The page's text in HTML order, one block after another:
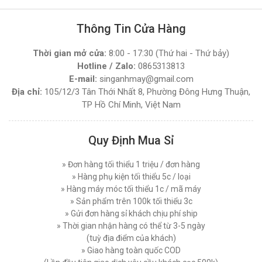
Thứ tư, 03/12/2025
Hướng Dẫn Sử Dụng Máy Cắt Vải Đầu Bàn Chi
Thứ bảy, 29/11/2025
Máy Cắt Vải Viền Là Gì? Lợi Ích Và Ứng Dụng
Trong Ngành May Hiện Nay
Thứ tư, 26/11/2025
Nên Chọn Máy Cắt Vải Cầm Tay Hay Máy Cắt
Thứ năm, 20/11/2025
Các Lỗi Phổ Biến Khi Sử Dụng Máy Cắt Vải
Đứng Và Cách Khắc Phục
Thứ bảy, 15/11/2025
Top 5 Loại Máy Cắt Vải Cầm Tay Tốt Nhất Hiện
Nay - Nên Mua Loại Nào ?
Thứ ba, 11/11/2025
Máy Cắt Vải Đầu Bàn Là Gì? Top 5 Điều Cần Biết
Trước Khi Mua Và Sử Dụng
Đăng nhập để xem giá sỉ
Giá bán lẻ:4.270.000đ
MÁY CẮT VẢI ĐẦU BÀN LEJIANG YJ-168D (
NGUYÊN BỘ )
Đăng nhập để xem giá sỉ
Giá bán lẻ:
7.450.000đ
MÁY CẮT VẢI ĐỨNG DAYANG CDZ-103 08 INCH
750W
Đăng nhập để xem giá sỉ
Giá bán lẻ:7.450.000đ
MÁY CẮT VẢI ĐỨNG PHILPS 08 INCH, CÔNG
SUẤT 1600W
Đăng nhập để xem giá sỉ
Giá bán lẻ:10.750.000đ
Thông Tin Cửa Hàng
Thời gian mở cửa: 8:00 - 17:30 (Thứ hai - Thứ bảy)
Hotline / Zalo: 0865313813
E-mail: singanhmay@gmail.com
Địa chỉ: 105/12/3 Tân Thới Nhất 8, Phường Đông Hưng Thuận,
TP Hồ Chí Minh, Việt Nam
Quy Định Mua Sỉ
» Đơn hàng tối thiểu 1 triệu / đơn hàng
» Hàng phụ kiện tối thiểu 5c / loại
» Hàng máy móc tối thiểu 1c / mã máy
» Sản phẩm trên 100k tối thiểu 3c
» Gửi đơn hàng sỉ khách chịu phí ship
» Thời gian nhận hàng có thể từ 3-5 ngày
(tuỳ địa điểm của khách)
» Giao hàng toàn quốc COD